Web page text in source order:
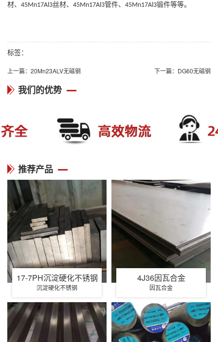
材、 45Mn17Al3丝材、 45Mn17Al3管件、 45Mn17Al3锻件等等。
标签：
上一篇： 20Mn23ALV无磁钢 下一篇： DG60无磁钢
我们的优势
推荐产品
17-7PH沉淀硬化不锈钢
沉淀硬化不锈钢
4J36因瓦合金
因瓦合金